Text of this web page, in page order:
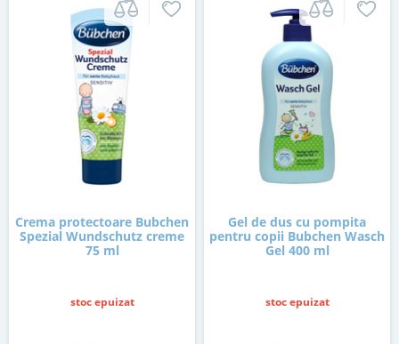
Crema protectoare Bubchen
Spezial Wundschutz creme
75 ml
stoc epuizat
Gel de dus cu pompita
pentru copii Bubchen Wasch
Gel 400 ml
stoc epuizat